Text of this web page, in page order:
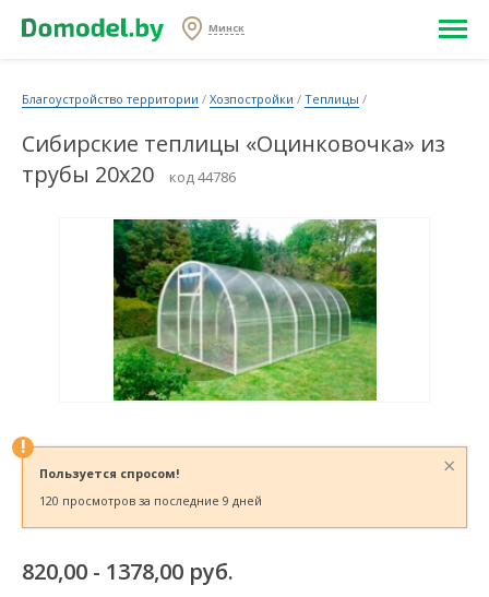
Минск
Благоустройство территории / Хозпостройки / Теплицы /
Сибирские теплицы «Оцинковочка» из
трубы 20х20
код 44786
!
×
Пользуется спросом!
120 просмотров за последние 9 дней
820,00 - 1378,00 руб.